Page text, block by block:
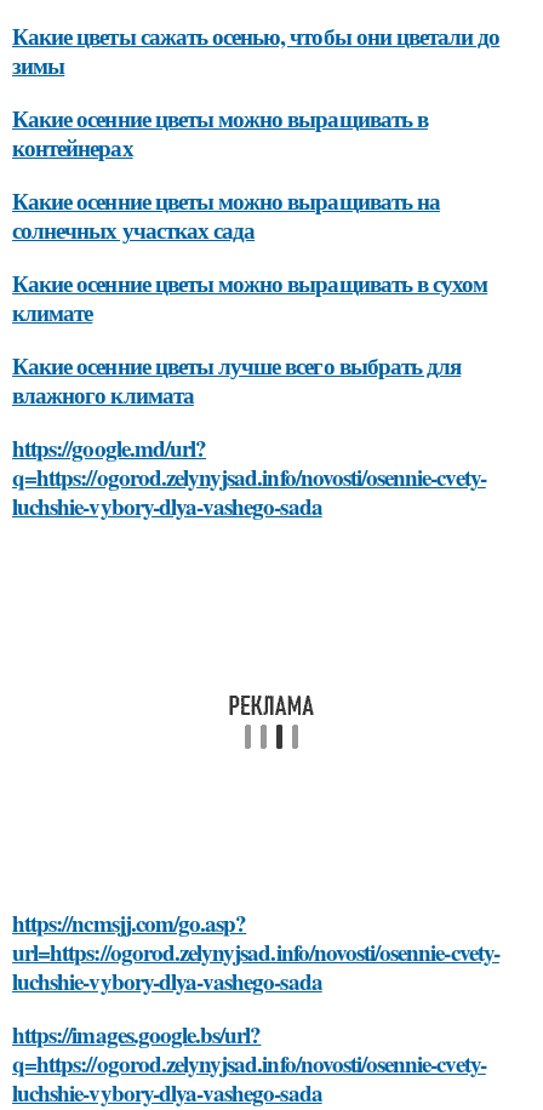
Какие цветы сажать осенью, чтобы они цветали до
зимы
Какие осенние цветы можно выращивать в
контейнерах
Какие осенние цветы можно выращивать на
солнечных участках сада
Какие осенние цветы можно выращивать в сухом
климате
Какие осенние цветы лучше всего выбрать для
влажного климата
https://google.md/url?
q=https://ogorod.zelynyjsad.info/novosti/osennie-cvety-
luchshie-vybory-dlya-vashego-sada
https://ncmsjj.com/go.asp?
url=https://ogorod.zelynyjsad.info/novosti/osennie-cvety-
luchshie-vybory-dlya-vashego-sada
https://images.google.bs/url?
q=https://ogorod.zelynyjsad.info/novosti/osennie-cvety-
luchshie-vybory-dlya-vashego-sada